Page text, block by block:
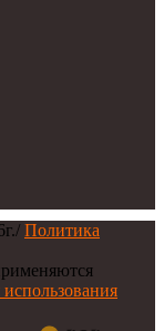
/ Политика